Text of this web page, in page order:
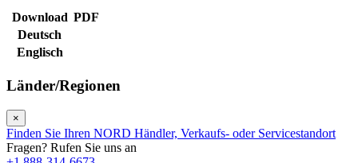
Download PDF
Deutsch
Englisch
Länder/Regionen
×
Finden Sie Ihren NORD Händler, Verkaufs- oder Servicestandort
Fragen? Rufen Sie uns an